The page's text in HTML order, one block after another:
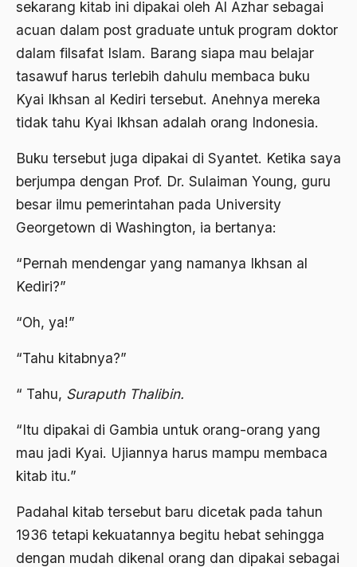
sekarang kitab ini dipakai oleh Al Azhar sebagai
acuan dalam post graduate untuk program doktor
dalam filsafat Islam. Barang siapa mau belajar
tasawuf harus terlebih dahulu membaca buku
Kyai Ikhsan al Kediri tersebut. Anehnya mereka
tidak tahu Kyai Ikhsan adalah orang Indonesia.
Buku tersebut juga dipakai di Syantet. Ketika saya
berjumpa dengan Prof. Dr. Sulaiman Young, guru
besar ilmu pemerintahan pada University
Georgetown di Washington, ia bertanya:
“Pernah mendengar yang namanya Ikhsan al
Kediri?”
“Oh, ya!”
“Tahu kitabnya?”
“ Tahu, Suraputh Thalibin.
“Itu dipakai di Gambia untuk orang-orang yang
mau jadi Kyai. Ujiannya harus mampu membaca
kitab itu.”
Padahal kitab tersebut baru dicetak pada tahun
1936 tetapi kekuatannya begitu hebat sehingga
dengan mudah dikenal orang dan dipakai sebagai
bom bali
bom borobudur
bom irak
BPKK
brawijaya
Brawijaya V
Brazil
Brigjen K
Budak Sosiologis
budaya
Budaya baru
budaya daerah
Budaya Indonesia
budaya jawa